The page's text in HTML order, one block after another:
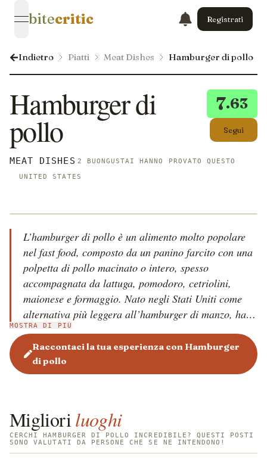
open navigation menu
bitecritic Registrati
Indietro Piatti Meat Dishes Hamburger di pollo
7.63
Segui
Hamburger di
pollo
MEAT DISHES 2 BUONGUSTAI HANNO PROVATO QUESTO
UNITED STATES
L’hamburger di pollo è un alimento molto popolare
nel fast food, composto da un panino farcito con una
polpetta di pollo macinato o intero, spesso
accompagnata da lattuga, pomodoro, cetriolini,
maionese e formaggio. Nato negli Stati Uniti come
alternativa più leggera all’hamburger di manzo, ha
trovato diffusione globale grazie al suo sapore
delicato e alle sue qualità nutrizionali. La carne di
pollo può essere grigliata, fritta o impanata. Gli
ingredienti comuni includono petto o coscia di pollo,
MOSTRA DI PIÙ
Raccontaci la tua esperienza con Hamburger
di pollo
Miglioriluoghi
CERCHI HAMBURGER DI POLLO INCREDIBILE? QUESTI POSTI
SONO VALUTATI DA PERSONE CHE SE NE INTENDONO!